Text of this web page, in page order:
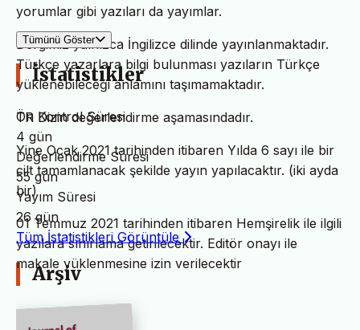
yorumlar gibi yazıları da yayımlar.
Dergimiz yalnızca İngilizce dilinde yayınlanmaktadır.
Türkçe yazarlara bilgi bulunması yazıların Türkçe
yüklenebileceği anlamını taşımamaktadır.
TR Dizin değerlendirme aşamasındadır.
Yine Ocak 2021 tarihinden itibaren Yılda 6 sayı ile bir
cilt tamamlanacak şekilde yayın yapılacaktır. (iki ayda
bir)
01 Temmuz 2021 tarihinden itibaren Hemşirelik ile ilgili
yazılara sınırlama getirilecektir. Editör onayı ile
makale yüklenmesine izin verilecektir
Tümünü Göster
İstatistikler
Ön Kontrol Süresi
4 gün
Değerlendirme Süresi
55 gün
Yayım Süresi
26 gün
Tüm İstatistikleri Görüntüle
Arşiv